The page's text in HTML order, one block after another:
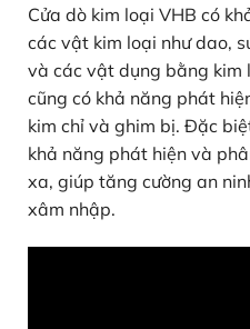
Cửa dò kim loại VHB có
các vật kim loại như dao,
và các vật dụng bằng kim
cũng có khả năng phát
kim chỉ và ghim bị. Đặc
khả năng phát hiện và
xa, giúp tăng cường an
xâm nhập.